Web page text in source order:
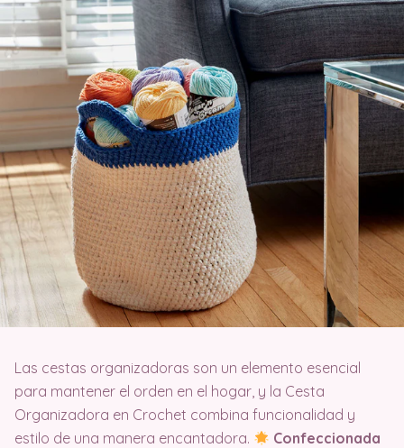
Las cestas organizadoras son un elemento esencial
para mantener el orden en el hogar, y la Cesta
Organizadora en Crochet combina funcionalidad y
estilo de una manera encantadora.
Confeccionada